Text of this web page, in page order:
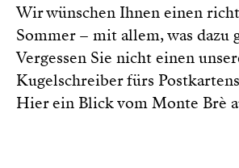
Wir wünschen Ihnen einen
Sommer – mit allem, was dazu
Vergessen Sie nicht einen
Kugelschreiber fürs
Hier ein Blick vom Monte Brè